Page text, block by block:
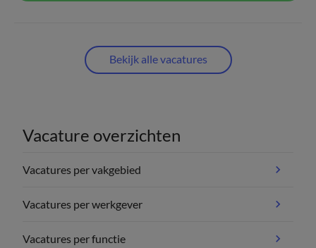
Bekijk alle vacatures
Vacature overzichten
Vacatures per vakgebied
Vacatures per werkgever
Vacatures per functie